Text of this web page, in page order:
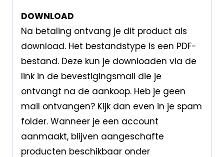
DOWNLOAD
Na betaling ontvang je dit product als
download. Het bestandstype is een PDF-
bestand. Deze kun je downloaden via de
link in de bevestigingsmail die je
ontvangt na de aankoop. Heb je geen
mail ontvangen? Kijk dan even in je spam
folder. Wanneer je een account
aanmaakt, blijven aangeschafte
producten beschikbaar onder